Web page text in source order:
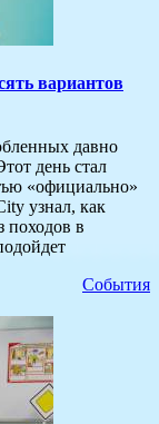
вариантов
давно
день стал
«официально»
узнал, как
походов в
События